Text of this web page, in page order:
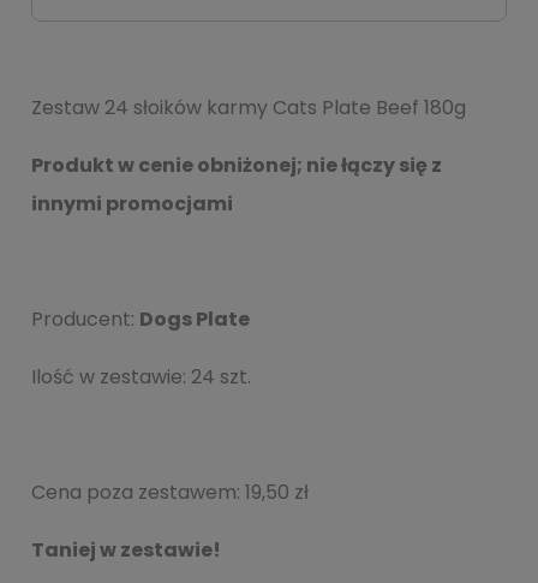
Zestaw 24 słoików karmy Cats Plate Beef 180g
Produkt w cenie obniżonej; nie łączy się z
innymi promocjami
Producent: Dogs Plate
Ilość w zestawie: 24 szt.
Cena poza zestawem: 19,50 zł
Taniej w zestawie!